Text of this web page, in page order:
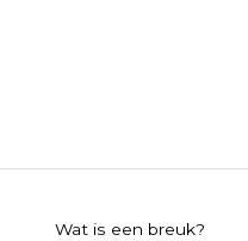
Wat is een breuk?